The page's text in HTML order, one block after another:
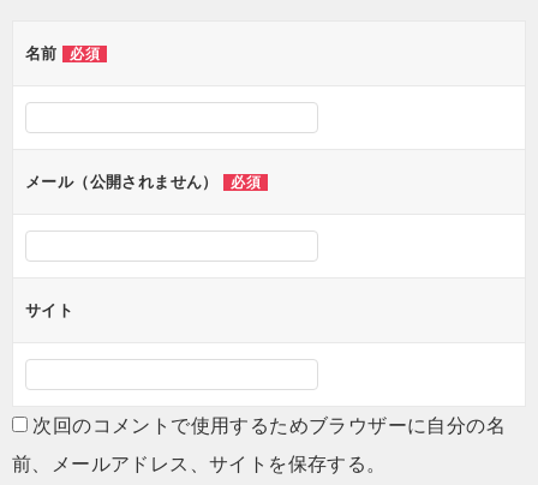
ー
シ
ョ
ン
名前 必須
メール（公開されません） 必須
サイト
次回のコメントで使用するためブラウザーに自分の名
前、メールアドレス、サイトを保存する。